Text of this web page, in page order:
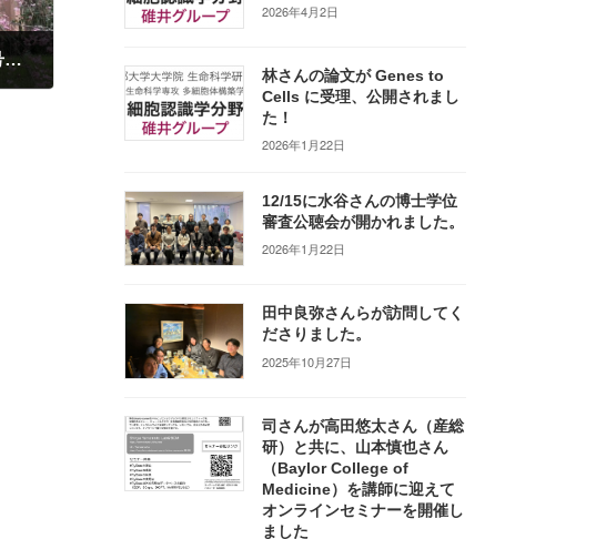
金岡さんが学位記交付式において博士号を授与されました。おめでとうございます！
2026年4月2日
林さんの論文が Genes to
Cells に受理、公開されまし
た！
2026年1月22日
12/15に水谷さんの博士学位
審査公聴会が開かれました。
2026年1月22日
田中良弥さんらが訪問してく
ださりました。
2025年10月27日
司さんが高田悠太さん（産総
研）と共に、山本慎也さん
（Baylor College of
Medicine）を講師に迎えて
オンラインセミナーを開催し
ました